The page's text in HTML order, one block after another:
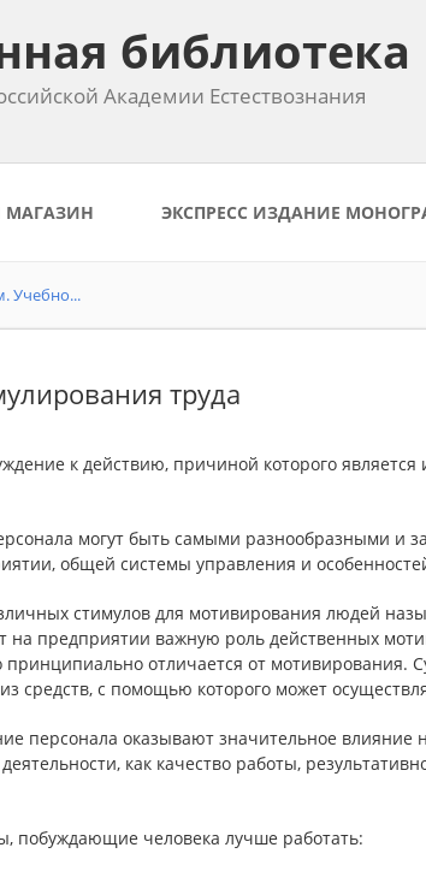
библиотека
Академии Естествознания
ЭКСПРЕСС ИЗДАНИЕ
Учебно...
труда
к действию, причиной которого
могут быть самыми разнообразными и
общей системы управления и
стимулов для мотивирования людей
на предприятии важную роль действенных
отличается от мотивирования.
средств, с помощью которого может
персонала оказывают значительное влияние
как качество работы,
побуждающие человека лучше работать: